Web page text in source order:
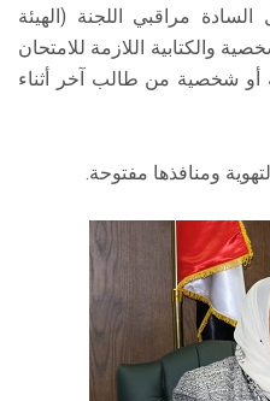
مراقبي اللجنة (الهيئة
والكتابية اللازمة للامتحان
أو شخصية من طالب آخر أثناء
ومنافذها مفتوحة.